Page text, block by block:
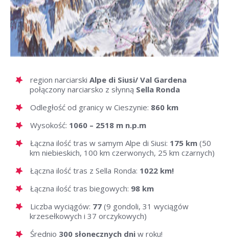
region narciarski Alpe di Siusi/ Val Gardena
połączony narciarsko z słynną Sella Ronda
Odległość od granicy w Cieszynie: 860 km
Wysokość: 1060 – 2518 m n.p.m
Łączna ilość tras w samym Alpe di Siusi: 175 km (50
km niebieskich, 100 km czerwonych, 25 km czarnych)
Łączna ilość tras z Sella Ronda: 1022 km!
Łączna ilość tras biegowych: 98 km
Liczba wyciągów: 77 (9 gondoli, 31 wyciągów
krzesełkowych i 37 orczykowych)
Średnio 300 słonecznych dni w roku!